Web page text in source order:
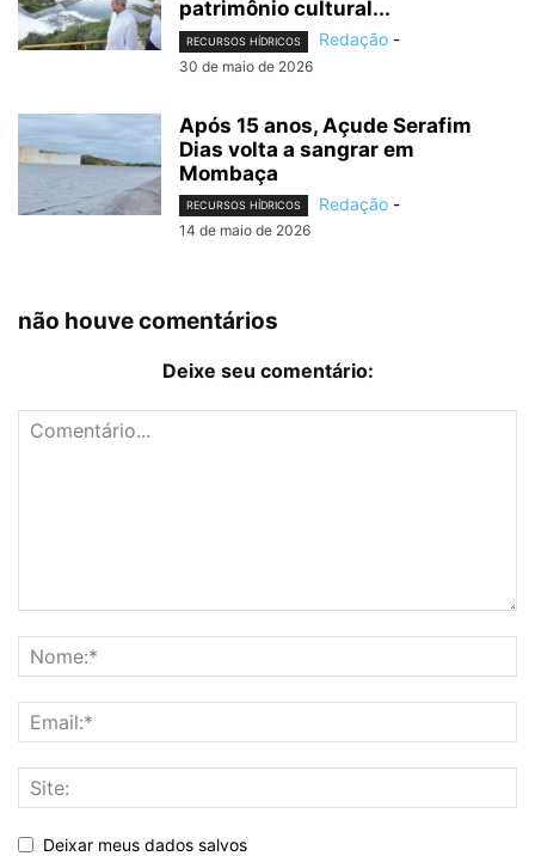
patrimônio cultural...
RECURSOS HÍDRICOS Redação -
30 de maio de 2026
Após 15 anos, Açude Serafim
Dias volta a sangrar em
Mombaça
RECURSOS HÍDRICOS Redação -
14 de maio de 2026
não houve comentários
Deixe seu comentário:
Deixar meus dados salvos